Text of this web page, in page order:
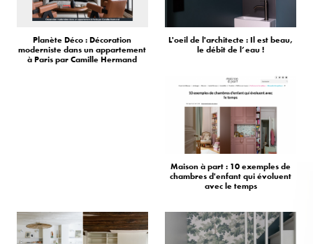
Planète Déco : Décoration
moderniste dans un appartement
à Paris par Camille Hermand
L'oeil de l'architecte : Il est beau,
le débit de l’eau !
Maison à part : 10 exemples de
chambres d'enfant qui évoluent
avec le temps